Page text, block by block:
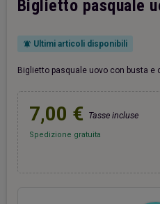
Biglietto pasquale
notifications_active Ultimi articoli disponibili
Biglietto pasquale uovo con busta e
7,00 € Tasse incluse
Spedizione gratuita